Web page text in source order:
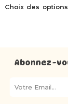
Choix des options
Abonnez-